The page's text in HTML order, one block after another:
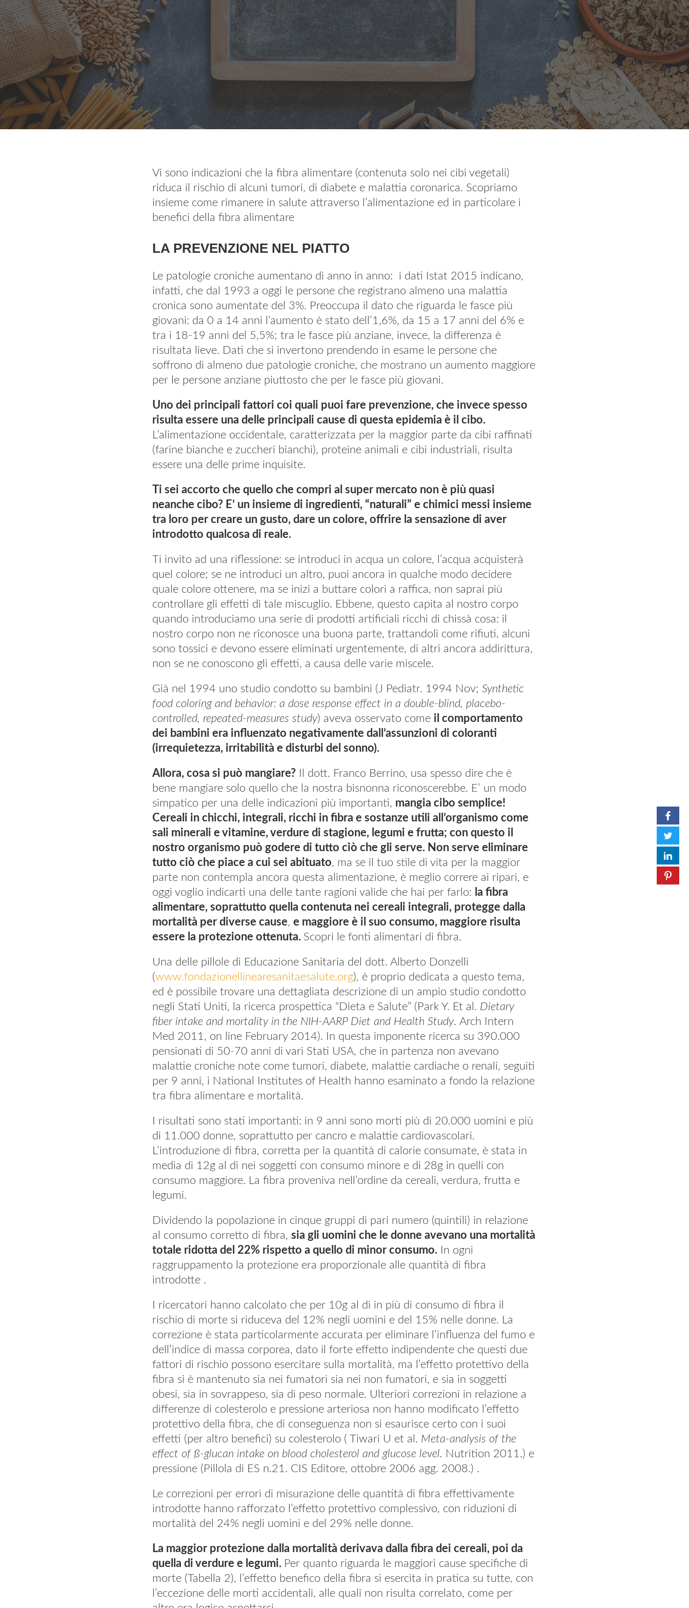
Vi sono indicazioni che la fibra alimentare (contenuta solo nei cibi vegetali)
riduca il rischio di alcuni tumori, di diabete e malattia coronarica. Scopriamo
insieme come rimanere in salute attraverso l’alimentazione ed in particolare i
benefici della fibra alimentare
LA PREVENZIONE NEL PIATTO
Le patologie croniche aumentano di anno in anno: i dati Istat 2015 indicano,
infatti, che dal 1993 a oggi le persone che registrano almeno una malattia
cronica sono aumentate del 3%. Preoccupa il dato che riguarda le fasce più
giovani: da 0 a 14 anni l’aumento è stato dell’1,6%, da 15 a 17 anni del 6% e
tra i 18-19 anni del 5,5%; tra le fasce più anziane, invece, la differenza è
risultata lieve. Dati che si invertono prendendo in esame le persone che
soffrono di almeno due patologie croniche, che mostrano un aumento maggiore
per le persone anziane piuttosto che per le fasce più giovani.
Uno dei principali fattori coi quali puoi fare prevenzione, che invece spesso
risulta essere una delle principali cause di questa epidemia è il cibo.
L’alimentazione occidentale, caratterizzata per la maggior parte da cibi raffinati
(farine bianche e zuccheri bianchi), proteine animali e cibi industriali, risulta
essere una delle prime inquisite.
Ti sei accorto che quello che compri al super mercato non è più quasi
neanche cibo? E’ un insieme di ingredienti, “naturali” e chimici messi insieme
tra loro per creare un gusto, dare un colore, offrire la sensazione di aver
introdotto qualcosa di reale.
Ti invito ad una riflessione: se introduci in acqua un colore, l’acqua acquisterà
quel colore; se ne introduci un altro, puoi ancora in qualche modo decidere
quale colore ottenere, ma se inizi a buttare colori a raffica, non saprai più
controllare gli effetti di tale miscuglio. Ebbene, questo capita al nostro corpo
quando introduciamo una serie di prodotti artificiali ricchi di chissà cosa: il
nostro corpo non ne riconosce una buona parte, trattandoli come rifiuti, alcuni
sono tossici e devono essere eliminati urgentemente, di altri ancora addirittura,
non se ne conoscono gli effetti, a causa delle varie miscele.
Già nel 1994 uno studio condotto su bambini (J Pediatr. 1994 Nov; Synthetic
food coloring and behavior: a dose response effect in a double-blind, placebo-
controlled, repeated-measures study) aveva osservato come il comportamento
dei bambini era influenzato negativamente dall’assunzioni di coloranti
(irrequietezza, irritabilità e disturbi del sonno).
Allora, cosa si può mangiare? Il dott. Franco Berrino, usa spesso dire che è
bene mangiare solo quello che la nostra bisnonna riconoscerebbe. E’ un modo
simpatico per una delle indicazioni più importanti, mangia cibo semplice!
Cereali in chicchi, integrali, ricchi in fibra e sostanze utili all’organismo come
sali minerali e vitamine, verdure di stagione, legumi e frutta; con questo il
nostro organismo può godere di tutto ciò che gli serve. Non serve eliminare
tutto ciò che piace a cui sei abituato, ma se il tuo stile di vita per la maggior
parte non contempla ancora questa alimentazione, è meglio correre ai ripari, e
oggi voglio indicarti una delle tante ragioni valide che hai per farlo: la fibra
alimentare, soprattutto quella contenuta nei cereali integrali, protegge dalla
mortalità per diverse cause, e maggiore è il suo consumo, maggiore risulta
essere la protezione ottenuta. Scopri le fonti alimentari di fibra.
Una delle pillole di Educazione Sanitaria del dott. Alberto Donzelli
(www.fondazionellinearesanitaesalute.org), è proprio dedicata a questo tema,
ed è possibile trovare una dettagliata descrizione di un ampio studio condotto
negli Stati Uniti, la ricerca prospettica “Dieta e Salute” (Park Y. Et al. Dietary
fiber intake and mortality in the NIH-AARP Diet and Health Study. Arch Intern
Med 2011, on line February 2014). In questa imponente ricerca su 390.000
pensionati di 50-70 anni di vari Stati USA, che in partenza non avevano
malattie croniche note come tumori, diabete, malattie cardiache o renali, seguiti
per 9 anni, i National Institutes of Health hanno esaminato a fondo la relazione
tra fibra alimentare e mortalità.
I risultati sono stati importanti: in 9 anni sono morti più di 20.000 uomini e più
di 11.000 donne, soprattutto per cancro e malattie cardiovascolari.
L’introduzione di fibra, corretta per la quantità di calorie consumate, è stata in
media di 12g al di nei soggetti con consumo minore e di 28g in quelli con
consumo maggiore. La fibra proveniva nell’ordine da cereali, verdura, frutta e
legumi.
Dividendo la popolazione in cinque gruppi di pari numero (quintili) in relazione
al consumo corretto di fibra, sia gli uomini che le donne avevano una mortalità
totale ridotta del 22% rispetto a quello di minor consumo. In ogni
raggruppamento la protezione era proporzionale alle quantità di fibra
introdotte .
I ricercatori hanno calcolato che per 10g al di in più di consumo di fibra il
rischio di morte si riduceva del 12% negli uomini e del 15% nelle donne. La
correzione è stata particolarmente accurata per eliminare l’influenza del fumo e
dell’indice di massa corporea, dato il forte effetto indipendente che questi due
fattori di rischio possono esercitare sulla mortalità, ma l’effetto protettivo della
fibra si è mantenuto sia nei fumatori sia nei non fumatori, e sia in soggetti
obesi, sia in sovrappeso, sia di peso normale. Ulteriori correzioni in relazione a
differenze di colesterolo e pressione arteriosa non hanno modificato l’effetto
protettivo della fibra, che di conseguenza non si esaurisce certo con i suoi
effetti (per altro benefici) su colesterolo ( Tiwari U et al. Meta-analysis of the
effect of ß-glucan intake on blood cholesterol and glucose level. Nutrition 2011.) e
pressione (Pillola di ES n.21. CIS Editore, ottobre 2006 agg. 2008.) .
Le correzioni per errori di misurazione delle quantità di fibra effettivamente
introdotte hanno rafforzato l’effetto protettivo complessivo, con riduzioni di
mortalità del 24% negli uomini e del 29% nelle donne.
La maggior protezione dalla mortalità derivava dalla fibra dei cereali, poi da
quella di verdure e legumi. Per quanto riguarda le maggiori cause specifiche di
morte (Tabella 2), l’effetto benefico della fibra si esercita in pratica su tutte, con
l’eccezione delle morti accidentali, alle quali non risulta correlato, come per